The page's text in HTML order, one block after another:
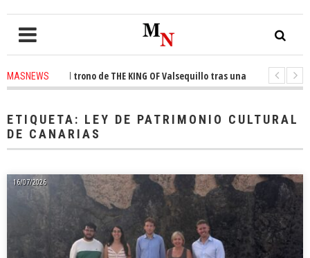
MASNEWSel trono de THE KING OF Valsequillo tras una jornada de
ETIQUETA: LEY DE PATRIMONIO CULTURAL
DE CANARIAS
16/07/2026